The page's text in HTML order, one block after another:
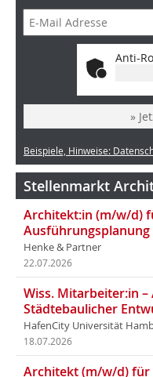
Anti-
»
Beispiele, Hinweise:
Stellenmarkt
Architekt:in (m/w/d)
Ausführungsplanung
Henke & Partner
22.07.2026
Wiss. Mitarbeiter:in
Städtebaulicher
HafenCity Universität
18.07.2026
Architekt (m/w/d) für